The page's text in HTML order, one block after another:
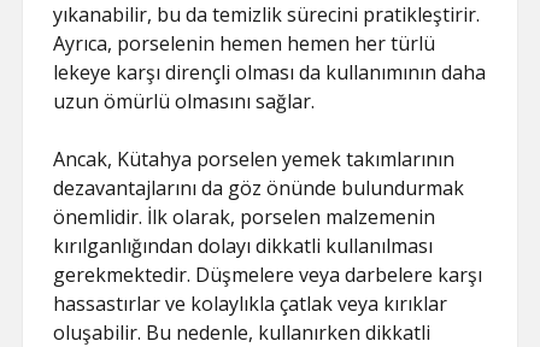
yıkanabilir, bu da temizlik sürecini pratikleştirir.
Ayrıca, porselenin hemen hemen her türlü
lekeye karşı dirençli olması da kullanımının daha
uzun ömürlü olmasını sağlar.
Ancak, Kütahya porselen yemek takımlarının
dezavantajlarını da göz önünde bulundurmak
önemlidir. İlk olarak, porselen malzemenin
kırılganlığından dolayı dikkatli kullanılması
gerekmektedir. Düşmelere veya darbelere karşı
hassastırlar ve kolaylıkla çatlak veya kırıklar
oluşabilir. Bu nedenle, kullanırken dikkatli